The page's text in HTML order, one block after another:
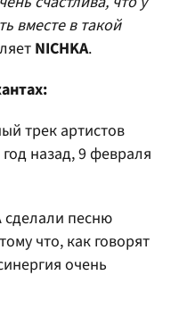
вместе в такой
NICHKA.
трек артистов
назад, 9 февраля
сделали песню
что, как говорят
очень